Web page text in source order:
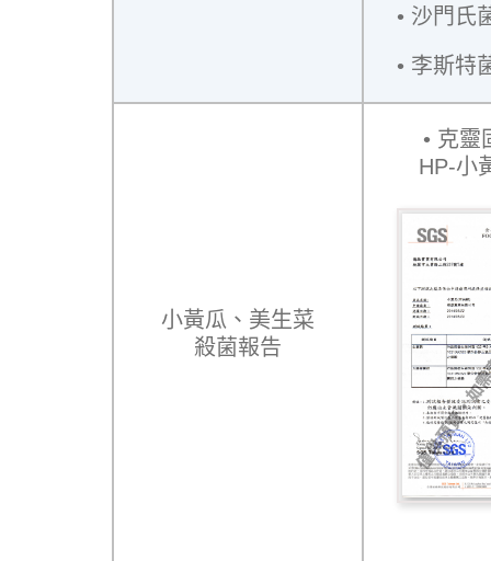
沙門氏
李斯特
小黃瓜、美生菜
殺菌報告
克靈
HP-小